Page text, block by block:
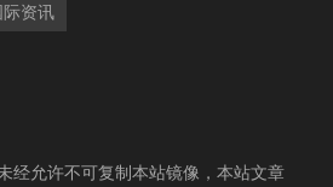
际资讯
经允许不可复制本站镜像，本站文章